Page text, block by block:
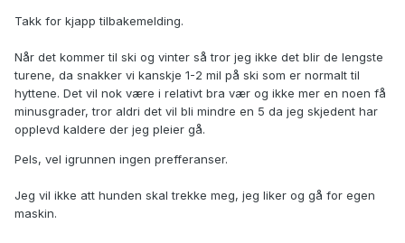
Takk for kjapp tilbakemelding.
Når det kommer til ski og vinter så tror jeg ikke det blir de lengste
turene, da snakker vi kanskje 1-2 mil på ski som er normalt til
hyttene. Det vil nok være i relativt bra vær og ikke mer en noen få
minusgrader, tror aldri det vil bli mindre en 5 da jeg skjedent har
opplevd kaldere der jeg pleier gå.
Pels, vel igrunnen ingen prefferanser.
Jeg vil ikke att hunden skal trekke meg, jeg liker og gå for egen
maskin.